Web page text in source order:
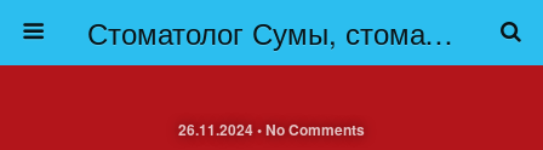
Стоматолог Сумы, стоматологические клиники Сумы, детская стоматология в Сумах. | Частная стоматология Сумы
26.11.2024 • No Comments